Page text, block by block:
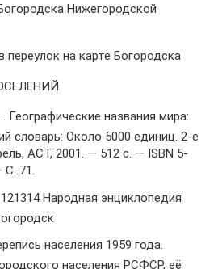
Нижегородской
переулок на карте Богородска
Географические названия мира:
словарь: Около 5000 единиц. 2-е
АСТ, 2001. — 512 с. — ISBN 5-
С. 71.
Народная энциклопедия
населения 1959 года.
населения РСФСР, её